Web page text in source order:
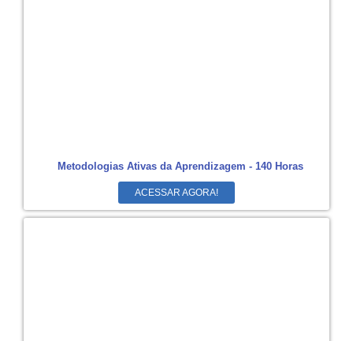
Metodologias Ativas da Aprendizagem - 140 Horas
ACESSAR AGORA!